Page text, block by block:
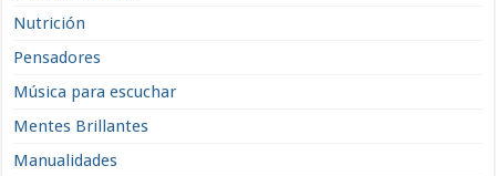
Nutrición
Pensadores
Música para escuchar
Mentes Brillantes
Manualidades